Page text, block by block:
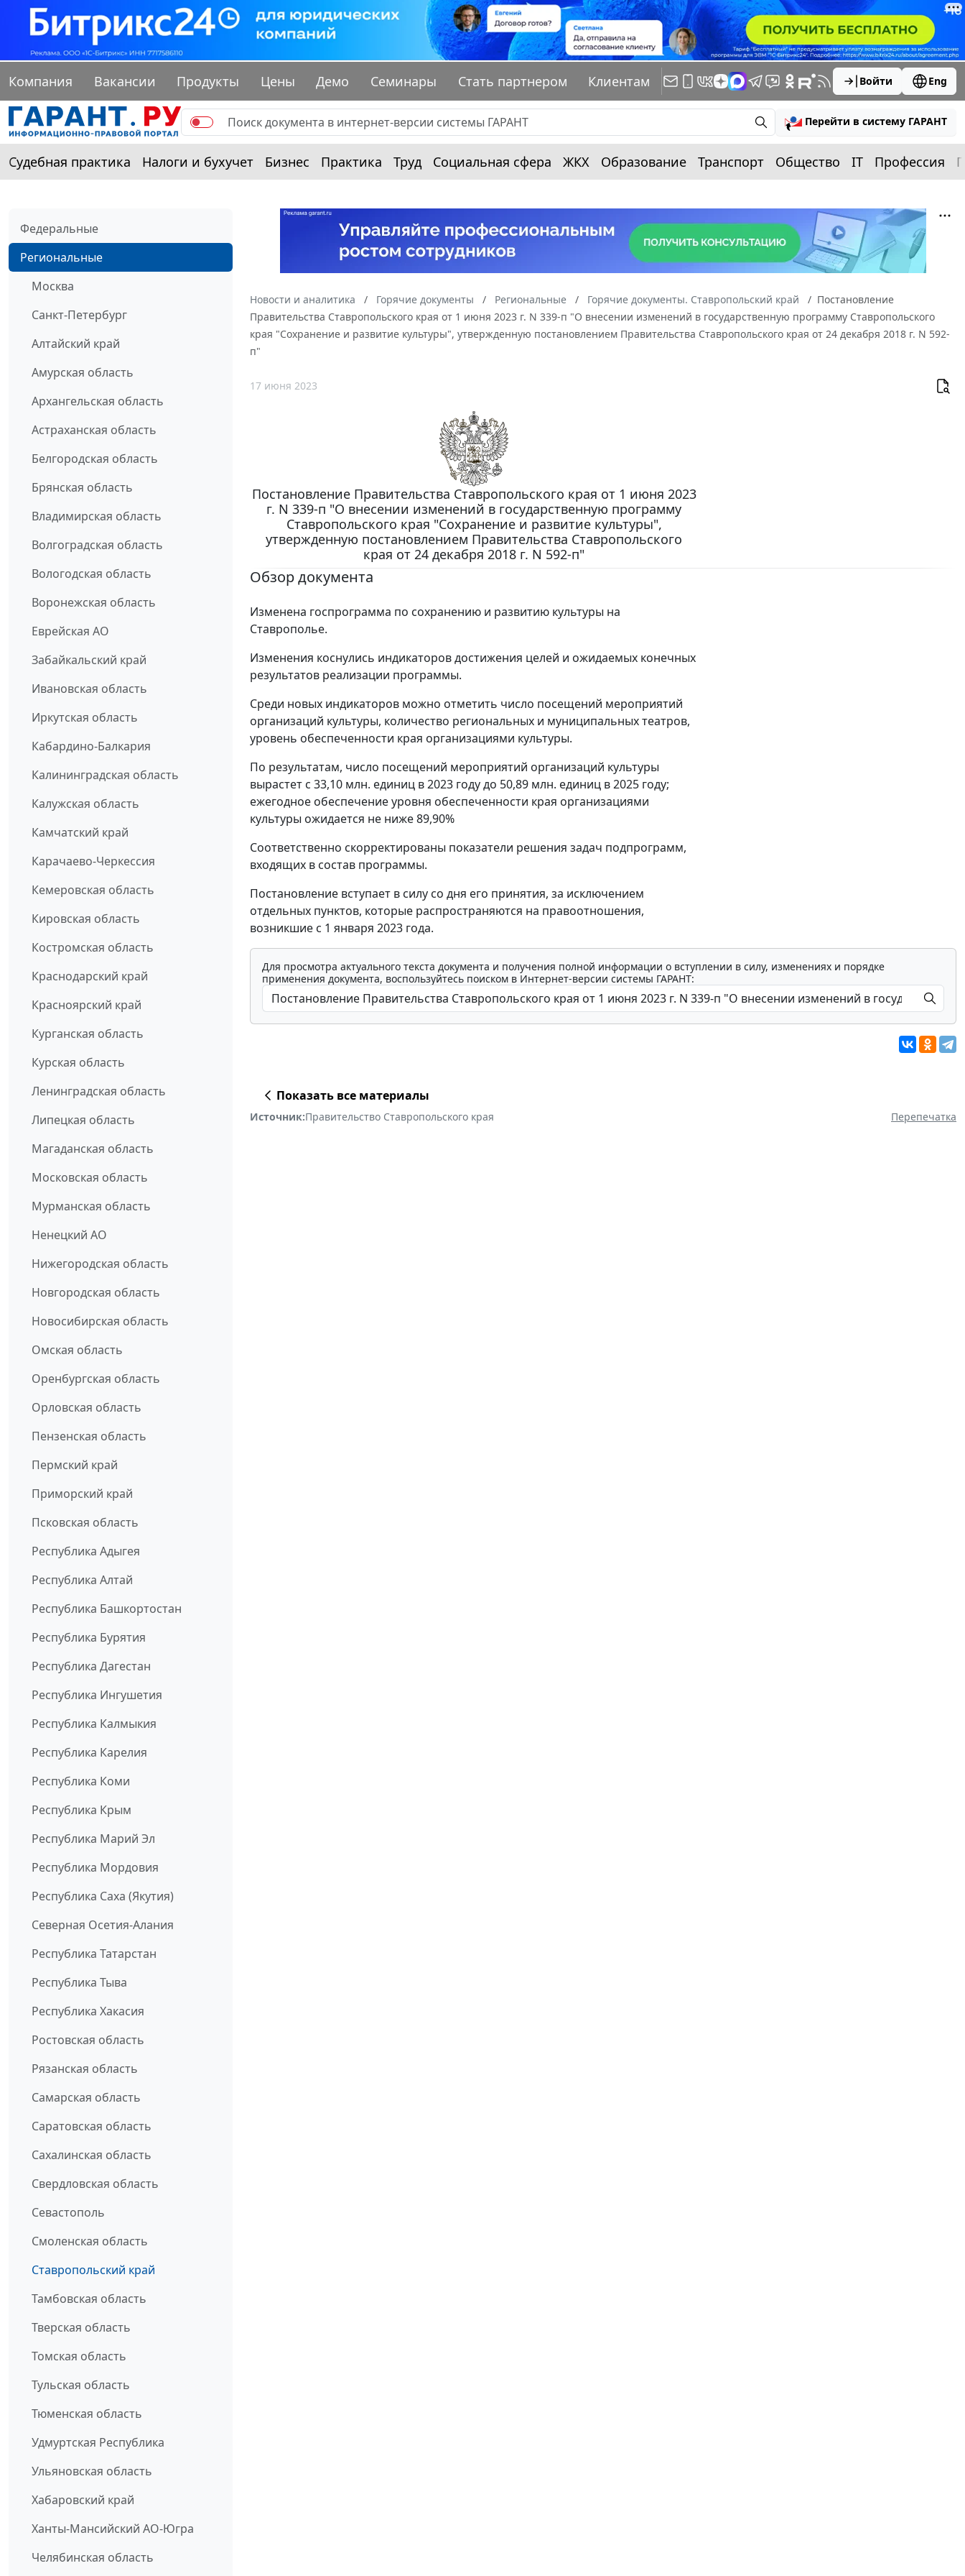
Компания Вакансии Продукты Цены Демо Семинары Стать партнером Клиентам Войти Eng
Перейти в систему ГАРАНТ
Судебная практика Налоги и бухучет Бизнес Практика Труд Социальная сфера ЖКХ Образование Транспорт Общество IT Профессия
Федеральные
Региональные
Москва
Санкт-Петербург
Алтайский край
Амурская область
Архангельская область
Астраханская область
Белгородская область
Брянская область
Владимирская область
Волгоградская область
Вологодская область
Воронежская область
Еврейская АО
Забайкальский край
Ивановская область
Иркутская область
Кабардино-Балкария
Калининградская область
Калужская область
Камчатский край
Карачаево-Черкессия
Кемеровская область
Кировская область
Костромская область
Краснодарский край
Красноярский край
Курганская область
Курская область
Ленинградская область
Липецкая область
Магаданская область
Московская область
Мурманская область
Ненецкий АО
Нижегородская область
Новгородская область
Новосибирская область
Омская область
Оренбургская область
Орловская область
Пензенская область
Пермский край
Приморский край
Псковская область
Республика Адыгея
Республика Алтай
Республика Башкортостан
Республика Бурятия
Республика Дагестан
Республика Ингушетия
Республика Калмыкия
Республика Карелия
Республика Коми
Республика Крым
Республика Марий Эл
Республика Мордовия
Республика Саха (Якутия)
Северная Осетия-Алания
Республика Татарстан
Республика Тыва
Республика Хакасия
Ростовская область
Рязанская область
Самарская область
Саратовская область
Сахалинская область
Свердловская область
Севастополь
Смоленская область
Ставропольский край
Тамбовская область
Тверская область
Томская область
Тульская область
Тюменская область
Удмуртская Республика
Ульяновская область
Хабаровский край
Ханты-Мансийский АО-Югра
Челябинская область
Новости и аналитика Горячие документы Региональные Горячие документы. Ставропольский край
Постановление
Правительства Ставропольского края от 1 июня 2023 г. N 339-п "О внесении изменений в государственную программу Ставропольского
края "Сохранение и развитие культуры", утвержденную постановлением Правительства Ставропольского края от 24 декабря 2018 г. N 592-
п"
17 июня 2023
Постановление Правительства Ставропольского края от 1 июня 2023
г. N 339-п "О внесении изменений в государственную программу
Ставропольского края "Сохранение и развитие культуры",
утвержденную постановлением Правительства Ставропольского
края от 24 декабря 2018 г. N 592-п"
Обзор документа
Изменена госпрограмма по сохранению и развитию культуры на
Ставрополье.
Изменения коснулись индикаторов достижения целей и ожидаемых конечных
результатов реализации программы.
Среди новых индикаторов можно отметить число посещений мероприятий
организаций культуры, количество региональных и муниципальных театров,
уровень обеспеченности края организациями культуры.
По результатам, число посещений мероприятий организаций культуры
вырастет с 33,10 млн. единиц в 2023 году до 50,89 млн. единиц в 2025 году;
ежегодное обеспечение уровня обеспеченности края организациями
культуры ожидается не ниже 89,90%
Соответственно скорректированы показатели решения задач подпрограмм,
входящих в состав программы.
Постановление вступает в силу со дня его принятия, за исключением
отдельных пунктов, которые распространяются на правоотношения,
возникшие с 1 января 2023 года.
Для просмотра актуального текста документа и получения полной информации о вступлении в силу, изменениях и порядке
применения документа, воспользуйтесь поиском в Интернет-версии системы ГАРАНТ:
Показать все материалы
Источник:Правительство Ставропольского края Перепечатка